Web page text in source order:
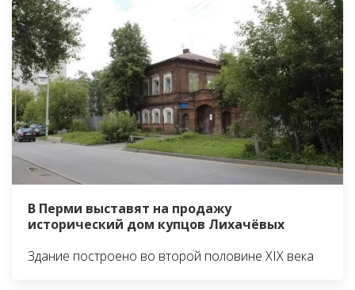
В Перми выставят на продажу
исторический дом купцов Лихачёвых
Здание построено во второй половине XIX века